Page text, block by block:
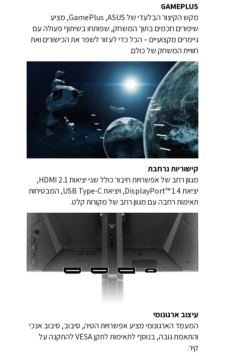
GAMEPLUS
מקש הקיצור הבלעדי של ASUS, ‏GamePlus, מציע
שיפורים חכמים בתוך המשחק, שפותחו בשיתוף פעולה עם
גיימרים מקצועיים – הכל כדי לעזור לשפר את הכישורים ואת
חוויית המשחק של כולם.
קישוריות נרחבת
מגוון רחב של אפשרויות חיבור כולל שני יציאות HDMI 2.1,
יציאת DisplayPort™ 1.4, ויציאת USB Type-C, המבטיחות
תאימות רחבה עם מגוון רחב של מקורות קלט.
עיצוב ארגונומי
המעמד הארגונומי מציע אפשרויות הטיה, סיבוב, סיבוב אנכי
והתאמת גובה, בנוסף לתאימות לתקן VESA להתקנה על
קיר.